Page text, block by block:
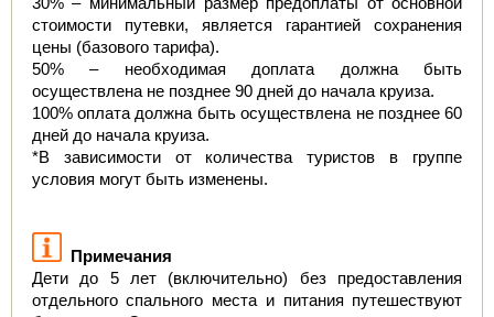
30% – минимальный размер предоплаты от основной
стоимости путевки, является гарантией сохранения
цены (базового тарифа).
50% – необходимая доплата должна быть
осуществлена не позднее 90 дней до начала круиза.
100% оплата должна быть осуществлена не позднее 60
дней до начала круиза.
*В зависимости от количества туристов в группе
условия могут быть изменены.
Примечания
Дети до 5 лет (включительно) без предоставления
отдельного спального места и питания путешествуют